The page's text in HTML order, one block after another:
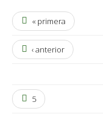
« primera
‹ anterior
5